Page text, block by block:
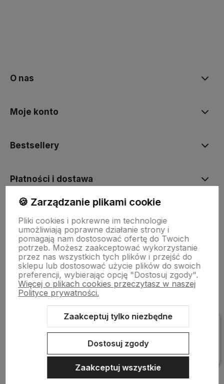
O nas
Moje konto
Bestsellery
Płatności i dostawa
Pomoc
Sklep internetowy Shoper Premium
Szablon Shoper Modern 3.0™
🍪 Zarządzanie plikami cookie
Pliki cookies i pokrewne im technologie
umożliwiają poprawne działanie strony i
pomagają nam dostosować ofertę do Twoich
potrzeb. Możesz zaakceptować wykorzystanie
przez nas wszystkich tych plików i przejść do
sklepu lub dostosować użycie plików do swoich
preferencji, wybierając opcję "Dostosuj zgody".
Więcej o plikach cookies przeczytasz w naszej
Polityce prywatności.
Zaakceptuj tylko niezbędne
Dostosuj zgody
Zaakceptuj wszystkie